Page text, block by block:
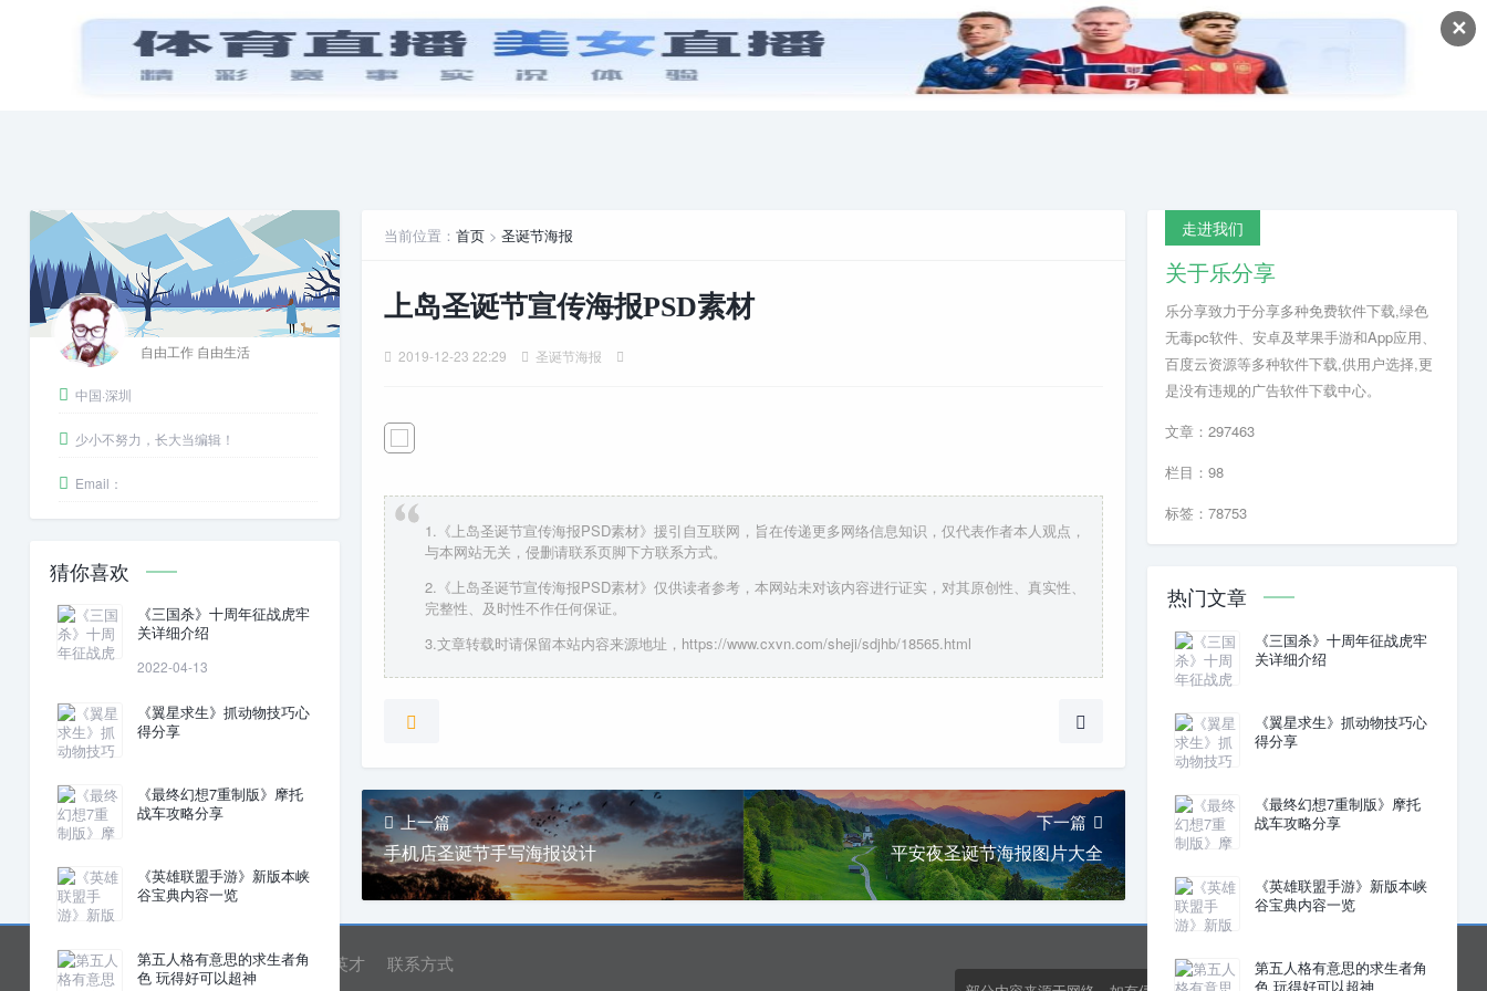
✕
首页 PPT模板 娱乐八卦 安卓游戏 游戏攻略 电脑游戏
当前位置： 首页> 圣诞节海报
上岛圣诞节宣传海报PSD素材
2019-12-23 22:29 圣诞节海报
1.《上岛圣诞节宣传海报PSD素材》援引自互联网，旨在传递更多网络信息知识，仅代表作者本人观点，
与本网站无关，侵删请联系页脚下方联系方式。
2.《上岛圣诞节宣传海报PSD素材》仅供读者参考，本网站未对该内容进行证实，对其原创性、真实性、
完整性、及时性不作任何保证。
3.文章转载时请保留本站内容来源地址，https://www.cxvn.com/sheji/sdjhb/18565.html
上一篇
手机店圣诞节手写海报设计
下一篇
平安夜圣诞节海报图片大全
自由工作 自由生活
中国·深圳
少小不努力，长大当编辑！
Email：
猜你喜欢
《三国杀》十周年征战虎牢
关详细介绍
2022-04-13
《翼星求生》抓动物技巧心
得分享
《最终幻想7重制版》摩托
战车攻略分享
《英雄联盟手游》新版本峡
谷宝典内容一览
第五人格有意思的求生者角
色 玩得好可以超神
走进我们
关于乐分享
乐分享致力于分享多种免费软件下载,绿色
无毒pc软件、安卓及苹果手游和App应用、
百度云资源等多种软件下载,供用户选择,更
是没有违规的广告软件下载中心。
文章：297463
栏目：98
标签：78753
热门文章
《三国杀》十周年征战虎牢
关详细介绍
《翼星求生》抓动物技巧心
得分享
《最终幻想7重制版》摩托
战车攻略分享
《英雄联盟手游》新版本峡
谷宝典内容一览
第五人格有意思的求生者角
色 玩得好可以超神
网站首页 关于我们 诚聘英才 联系方式